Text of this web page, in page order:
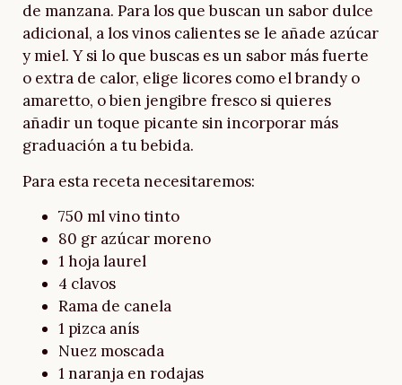
de manzana. Para los que buscan un sabor dulce
adicional, a los vinos calientes se le añade azúcar
y miel. Y si lo que buscas es un sabor más fuerte
o extra de calor, elige licores como el brandy o
amaretto, o bien jengibre fresco si quieres
añadir un toque picante sin incorporar más
graduación a tu bebida.
Para esta receta necesitaremos:
750 ml vino tinto
80 gr azúcar moreno
1 hoja laurel
4 clavos
Rama de canela
1 pizca anís
Nuez moscada
1 naranja en rodajas